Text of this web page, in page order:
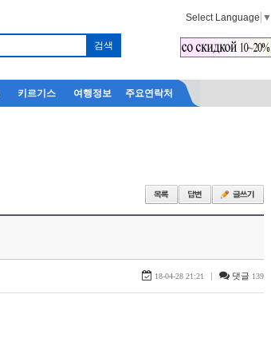
Select Language ▼
키르기스 여행정보 주요연락처
18-04-28 21:21 | 댓글 139